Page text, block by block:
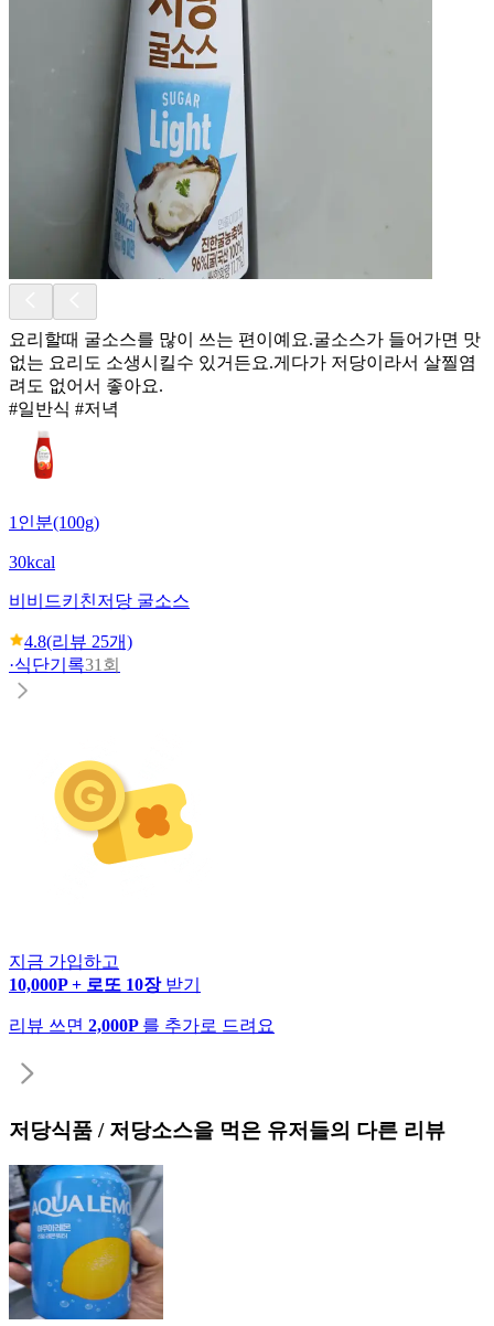
요리할때 굴소스를 많이 쓰는 편이예요.굴소스가 들어가면 맛
없는 요리도 소생시킬수 있거든요.게다가 저당이라서 살찔염
려도 없어서 좋아요.
#일반식 #저녁
1인분(100g)
30kcal
비비드키친저당 굴소스
4.8(리뷰 25개)
·식단기록31회
지금 가입하고
10,000P + 로또 10장 받기
리뷰 쓰면 2,000P 를 추가로 드려요
저당식품 / 저당소스을 먹은 유저들의 다른 리뷰